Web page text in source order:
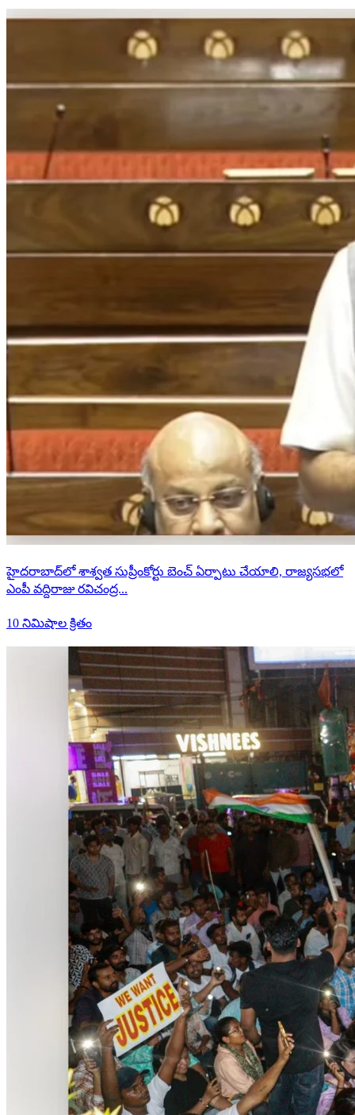
హైదరాబాద్‌లో శాశ్వత సుప్రీంకోర్టు బెంచ్ ఏర్పాటు చేయాలి, రాజ్యసభలో
ఎంపీ వద్దిరాజు రవిచంద్ర...
10 నిమిషాల క్రితం